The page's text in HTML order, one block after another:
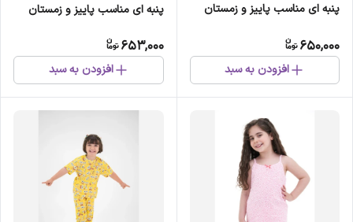
پنبه ای مناسب پاییز و زمستان
650,000
افزودن به سبد
پنبه ای مناسب پاییز و زمستان
653,000
افزودن به سبد